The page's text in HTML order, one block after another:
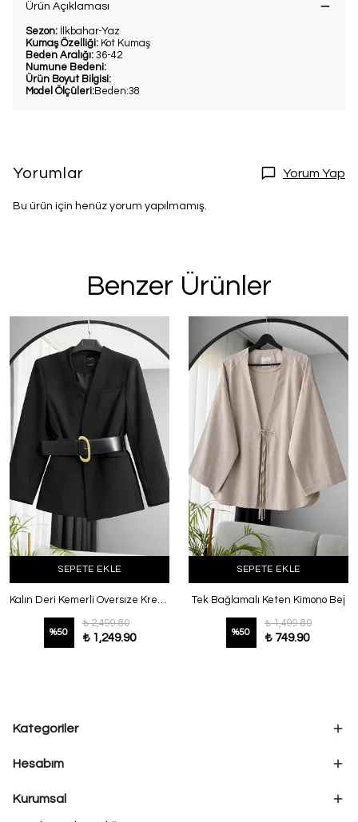
Ürün Açıklaması
Sezon: İlkbahar-Yaz
Kumaş Özelliği: Kot Kumaş
Beden Aralığı: 36-42
Numune Bedeni:
Ürün Boyut Bilgisi:
Model Ölçüleri:Beden:38
Yorumlar Yorum Yap
Bu ürün için henüz yorum yapılmamış.
Benzer Ürünler
SEPETE EKLE
Kalın Deri Kemerli Oversıze Krep Ceket Siyah
%50
₺ 2,499.80
₺ 1,249.90
SEPETE EKLE
Tek Bağlamalı Keten Kimono Bej
%50
₺ 1,499.80
₺ 749.90
Kategoriler
Hesabım
Kurumsal